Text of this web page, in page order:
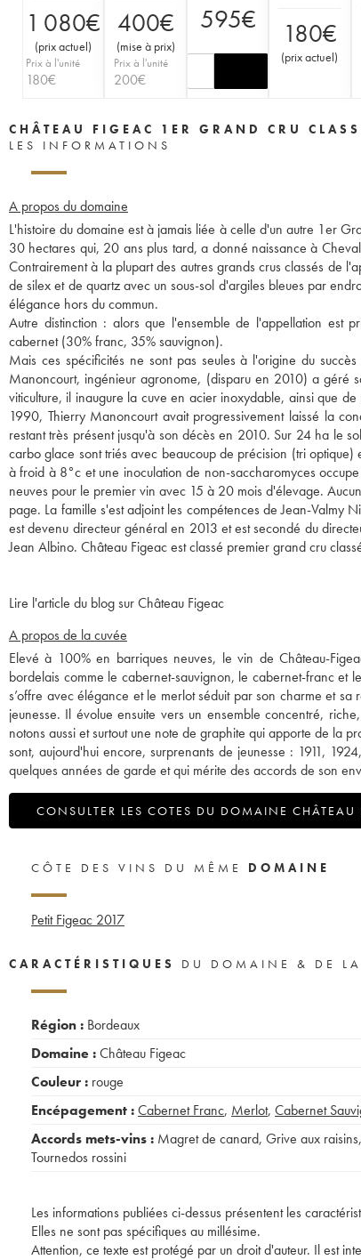
1 080€
(prix actuel)
Prix à l'unité
180€
400€
(mise à prix)
Prix à l'unité
200€
595€ 180€
(prix actuel)
CHÂTEAU FIGEAC 1ER GRAND CRU
LES INFORMATIONS
A propos du domaine
L'histoire du domaine est à jamais liée à celle d'un autre 1er
30 hectares qui, 20 ans plus tard, a donné naissance à
Contrairement à la plupart des autres grands crus classés de
de silex et de quartz avec un sous-sol d'argiles bleues par
élégance hors du commun.
Autre distinction : alors que l'ensemble de l'appellation est
cabernet (30% franc, 35% sauvignon).
Mais ces spécificités ne sont pas seules à l'origine du
Manoncourt, ingénieur agronome, (disparu en 2010) a géré
viticulture, il inaugure la cuve en acier inoxydable, ainsi que
1990, Thierry Manoncourt avait progressivement laissé la
restant très présent jusqu'à son décès en 2010. Sur 24 ha le
carbo glace sont triés avec beaucoup de précision (tri
à froid à 8°c et une inoculation de non-saccharomyces
neuves pour le premier vin avec 15 à 20 mois d'élevage.
page. La famille s'est adjoint les compétences de Jean-Valmy
est devenu directeur général en 2013 et est secondé du
Jean Albino. Château Figeac est classé premier grand cru
Lire l'article du blog sur Château Figeac
A propos de la cuvée
Elevé à 100% en barriques neuves, le vin de Château-
bordelais comme le cabernet-sauvignon, le cabernet-franc et
s’offre avec élégance et le merlot séduit par son charme et
jeunesse. Il évolue ensuite vers un ensemble concentré,
notons aussi et surtout une note de graphite qui apporte de la
sont, aujourd'hui encore, surprenants de jeunesse : 1911,
quelques années de garde et qui mérite des accords de son
CONSULTER LES COTES DU DOMAINE CHÂTEAU
CÔTE DES VINS DU MÊME DOMAINE
Petit Figeac 2017
CARACTÉRISTIQUES DU DOMAINE & DE LA
Région : Bordeaux
Domaine :Château Figeac
Couleur : rouge
Encépagement :Cabernet Franc, Merlot, Cabernet
Accords mets-vins : Magret de canard, Grive aux raisins,
Tournedos rossini
Les informations publiées ci-dessus présentent les
Elles ne sont pas spécifiques au millésime.
Attention, ce texte est protégé par un droit d'auteur. Il est